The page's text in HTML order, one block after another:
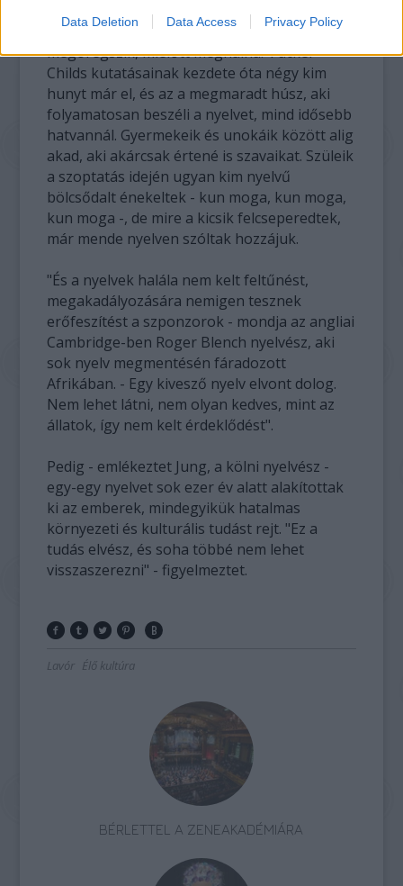
Data Deletion Data Access Privacy Policy
A kimek esetében is versenyfutás folyik az
idővel. A nyelv, akárcsak egy ember,
megöregszik, mielőtt meghalna. Tucker
Childs kutatásainak kezdete óta négy kim
hunyt már el, és az a megmaradt húsz, aki
folyamatosan beszéli a nyelvet, mind idősebb
hatvannál. Gyermekeik és unokáik között alig
akad, aki akárcsak értené is szavaikat. Szüleik
a szoptatás idején ugyan kim nyelvű
bölcsődalt énekeltek - kun moga, kun moga,
kun moga -, de mire a kicsik felcseperedtek,
már mende nyelven szóltak hozzájuk.
"És a nyelvek halála nem kelt feltűnést,
megakadályozására nemigen tesznek
erőfeszítést a szponzorok - mondja az angliai
Cambridge-ben Roger Blench nyelvész, aki
sok nyelv megmentésén fáradozott
Afrikában. - Egy kivesző nyelv elvont dolog.
Nem lehet látni, nem olyan kedves, mint az
állatok, így nem kelt érdeklődést".
Pedig - emlékeztet Jung, a kölni nyelvész -
egy-egy nyelvet sok ezer év alatt alakítottak
ki az emberek, mindegyikük hatalmas
környezeti és kulturális tudást rejt. "Ez a
tudás elvész, és soha többé nem lehet
visszaszerezni" - figyelmeztet.
Lavór Élő kultúra
BÉRLETTEL A ZENEAKADÉMIÁRA